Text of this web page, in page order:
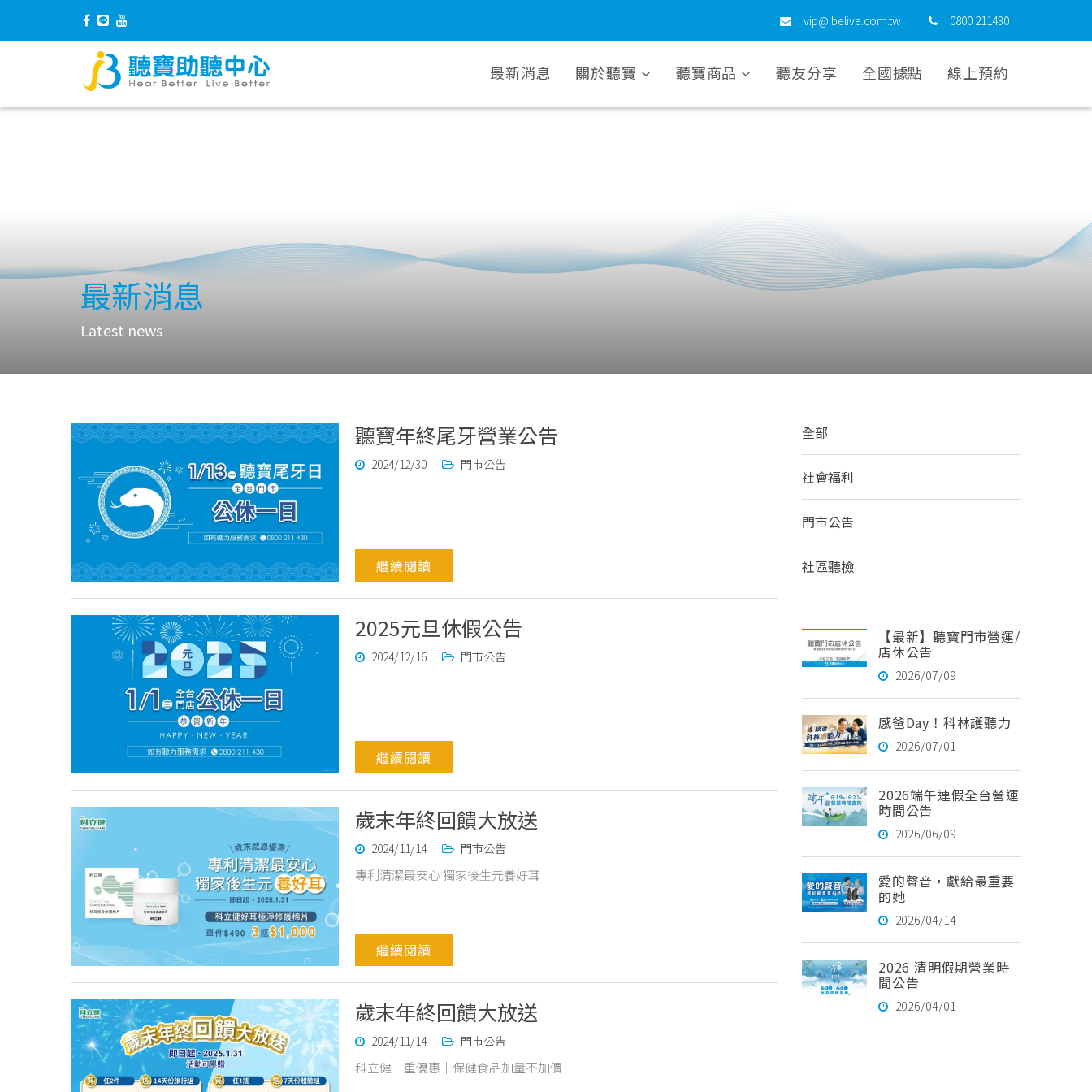
vip@ibelive.com.tw 0800 211430
最新消息 關於聽寶 聽寶商品 聽友分享 全國據點 線上預約
最新消息
Latest news
聽寶年終尾牙營業公告
2024/12/30 門市公告
繼續閱讀
2025元旦休假公告
2024/12/16 門市公告
繼續閱讀
歲末年終回饋大放送
2024/11/14 門市公告
專利清潔最安心 獨家後生元養好耳
繼續閱讀
歲末年終回饋大放送
2024/11/14 門市公告
科立健三重優惠｜保健食品加量不加價
全部
社會福利
門市公告
社區聽檢
【最新】聽寶門市營運/
店休公告
2026/07/09
感爸Day！科林護聽力
2026/07/01
2026端午連假全台營運
時間公告
2026/06/09
愛的聲音，獻給最重要
的她
2026/04/14
2026 清明假期營業時
間公告
2026/04/01